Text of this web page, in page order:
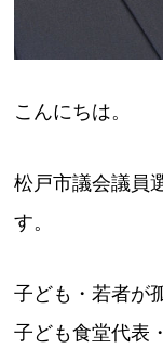
こんにちは。
松戸市議会議員
す。
子ども・若者が
子ども食堂代表